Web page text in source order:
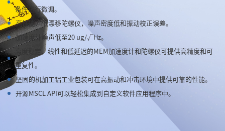
条件进行微调。
高性能、低漂移陀螺仪，噪声密度低和振动校正误差。
加速度计噪声低至20 ug/√Hz。
高度稳定、线性和低延迟的MEM加速度计和陀螺仪可提供高精度和可
重复性。
坚固的机加工铝工业包装可在高振动和冲击环境中提供可靠的性能。
开源MSCL API可以轻松集成到自定义软件应用程序中。